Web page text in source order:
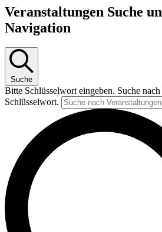
Veranstaltungen
Veranstaltungen Suche
Navigation
Suche
Bitte Schlüsselwort eingeben. Suche
Schlüsselwort.